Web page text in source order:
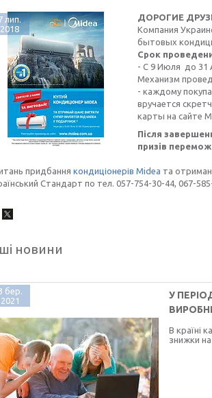
лип.
2018
ДОРОГИЕ
Компания
бытовых
Срок
- С 9 Июля до 31
Механизм
- каждому
вручается
карты на сайте
Після
призів
придбання кондиціонерів Midea та
Стандарт по тел. 057-754-30-44, 067-
новини
бер.
2021
У
В країні
знижки